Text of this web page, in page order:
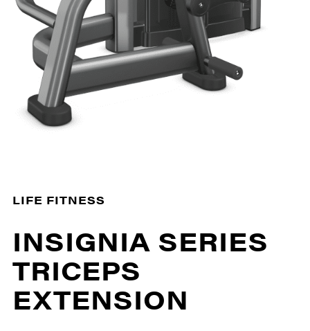
LIFE FITNESS
INSIGNIA SERIES
TRICEPS
EXTENSION